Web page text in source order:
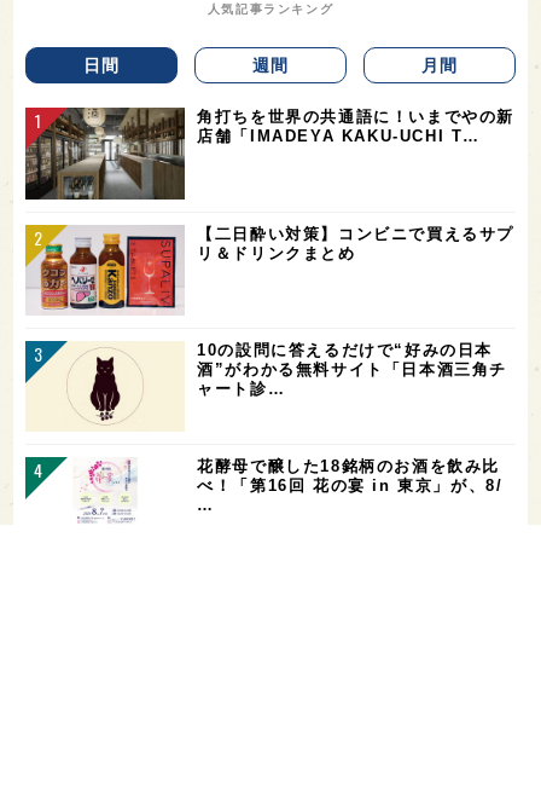
人気記事ランキング
日間 週間 月間
角打ちを世界の共通語に！いまでやの新
店舗「IMADEYA KAKU-UCHI T…
【二日酔い対策】コンビニで買えるサプ
リ＆ドリンクまとめ
10の設問に答えるだけで“好みの日本
酒”がわかる無料サイト「日本酒三角チ
ャート診…
花酵母で醸した18銘柄のお酒を飲み比
べ！「第16回 花の宴 in 東京」が、8/
…